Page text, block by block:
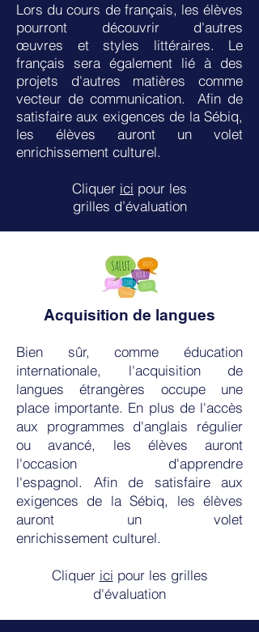
Lors du cours de français, les élèves
pourront découvrir d'autres
œuvres et styles littéraires. Le
français sera également lié à des
projets d'autres matières comme
vecteur de communication. Afin de
satisfaire aux exigences de la Sébiq,
les élèves auront un volet
enrichissement culturel.
Cliquer ici pour les
grilles d’évaluation
Acquisition de langues
Bien sûr, comme éducation
internationale, l'acquisition de
langues étrangères occupe une
place importante. En plus de l'accès
aux programmes d'anglais régulier
ou avancé, les élèves auront
l'occasion d'apprendre
l'espagnol. Afin de satisfaire aux
exigences de la Sébiq, les élèves
auront un volet
enrichissement culturel.
Cliquer ici pour les grilles
d'évaluation